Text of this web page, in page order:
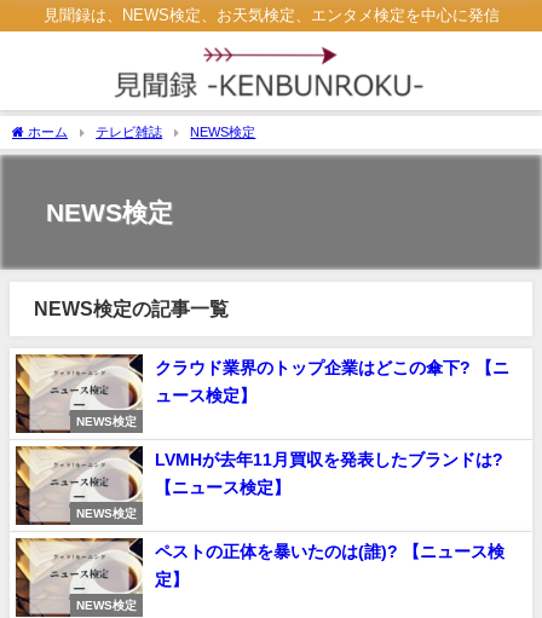
見聞録は、NEWS検定、お天気検定、エンタメ検定を中心に発信
ホーム テレビ雑誌 NEWS検定
NEWS検定
NEWS検定の記事一覧
NEWS検定
クラウド業界のトップ企業はどこの傘下? 【ニ
ュース検定】
NEWS検定
LVMHが去年11月買収を発表したブランドは?
【ニュース検定】
NEWS検定
ペストの正体を暴いたのは(誰)? 【ニュース検
定】